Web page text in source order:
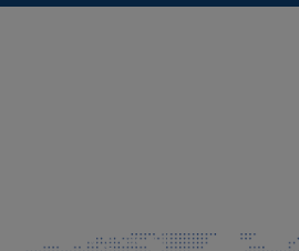
info@faeg.it